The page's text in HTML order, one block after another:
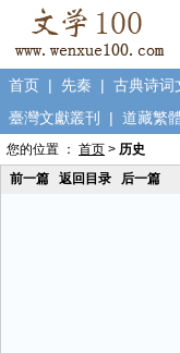
首页 | 先秦 | 古典诗词
臺灣文獻叢刊
| 道藏繁
您的位置 ： 首页 > 历史
前一篇
返回目录 后一篇